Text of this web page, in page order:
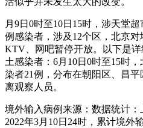
月9日0时至10日15时，涉天堂
例感染者，涉及12个区，北京对
KTV、网吧暂停开放。以下是
土感染者：6月10日0时至15时
染者21例，分布在朝阳区、昌
离观察人员。
境外输入病例来源：数据统计
2022年3月10日24时，累计境外